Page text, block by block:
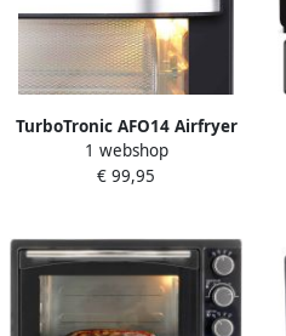
TurboTronic AFO14 Airfryer
XXL en Vrijstaande Oven
Insclusief Draaispit Mini
1 webshop
€ 99,95